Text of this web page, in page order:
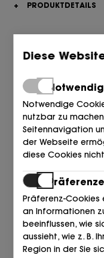
+
PRODUKTDETAILS
Diese
Notwendig
Notwendige
nutzbar zu
Seitennavigation
der Webseite
diese Cookies
Präferenz-Cookies
an Informationen
beeinflussen, wie
aussieht, wie z. B.
Region in der Sie